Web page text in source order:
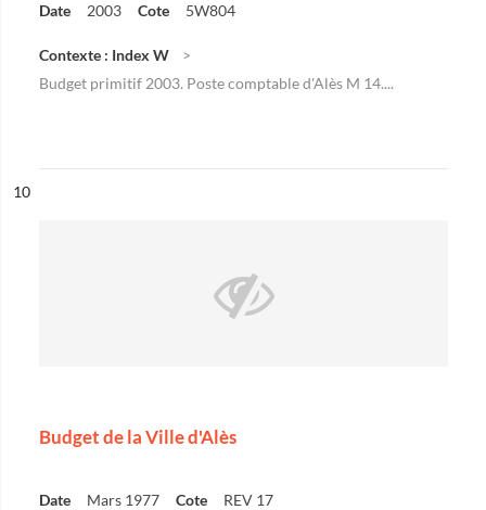
Date 2003 Cote 5W804
Contexte : Index W
Budget primitif 2003. Poste comptable d'Alès M 14....
n°
10
Budget de la Ville d'Alès
Date Mars 1977 Cote REV 17